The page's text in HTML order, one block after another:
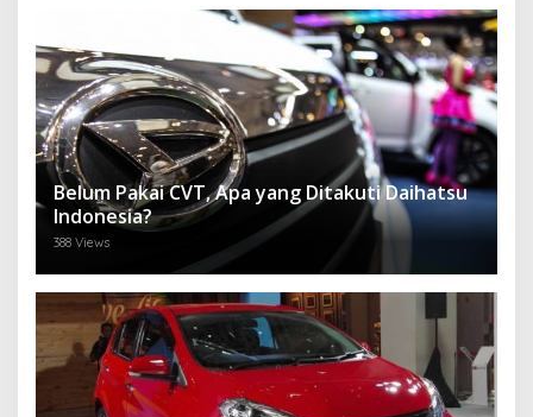
Belum Pakai CVT, Apa yang Ditakuti Daihatsu
Indonesia?
388 Views